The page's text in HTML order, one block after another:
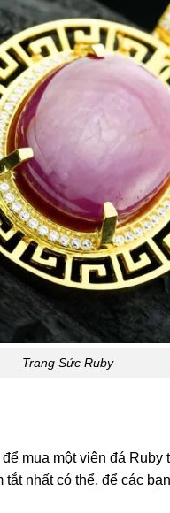
Trang Sức Ruby
mua một viên đá
nhất có thể, để các